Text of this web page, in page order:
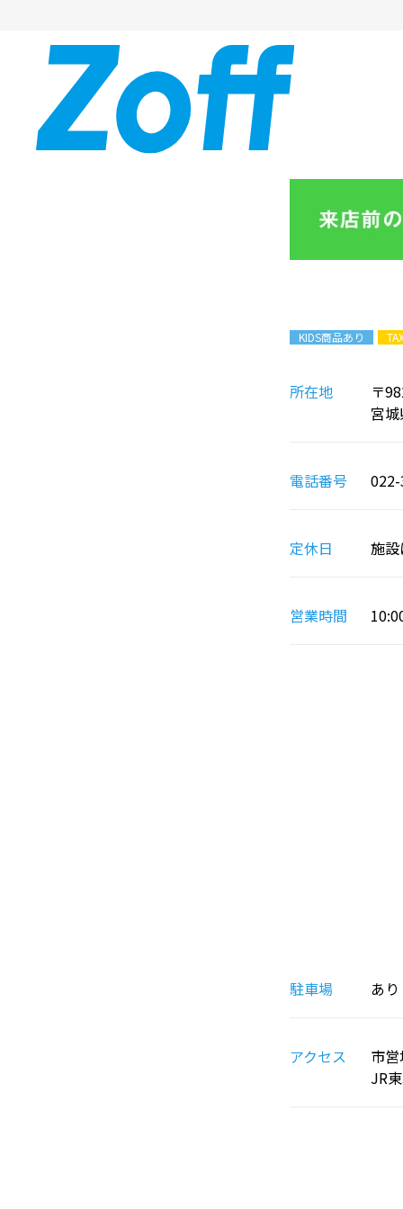
KIDS商品あり
所在地
〒
宮
電話番号
定休日 施
営業時間
駐車場 あ
アクセス
市
JR